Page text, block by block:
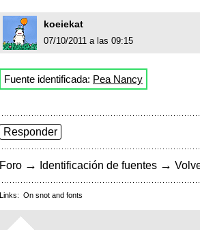
koeiekat
07/10/2011 a las 09:15
Fuente identificada: Pea Nancy
Responder
Foro → Identificación de fuentes →
Links: On snot and fonts